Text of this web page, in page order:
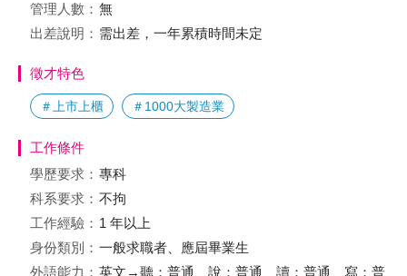
管理人數： 無
出差說明： 需出差，一年累積時間未定
徵才特色
＃上市上櫃 ＃1000大製造業
工作條件
學歷要求： 專科
科系要求： 不拘
工作經驗： 1 年以上
身份類別： 一般求職者、應屆畢業生
外語能力： 英文→聽：普通 說：普通 讀：普通 寫：普